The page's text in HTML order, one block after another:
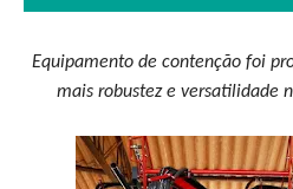
Equipamento de contenção foi
mais robustez e versatilidade